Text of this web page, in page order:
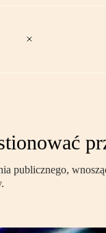
publicznego,